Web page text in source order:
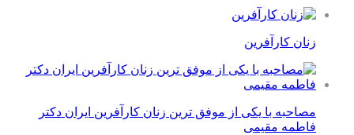
زنان کارآفرین
مصاحبه با یکی از موفق ترین زنان کارآفرین ایران دکتر
فاطمه مقیمی